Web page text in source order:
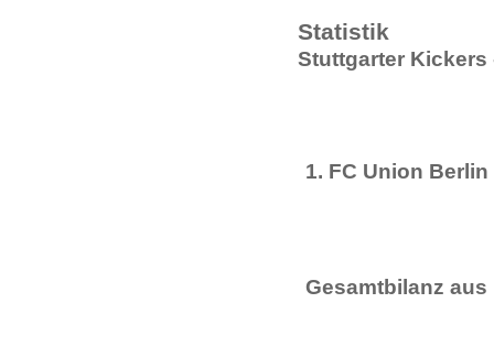
Statistik
Stuttgarter Kickers
1. FC Union
Gesamtbilanz